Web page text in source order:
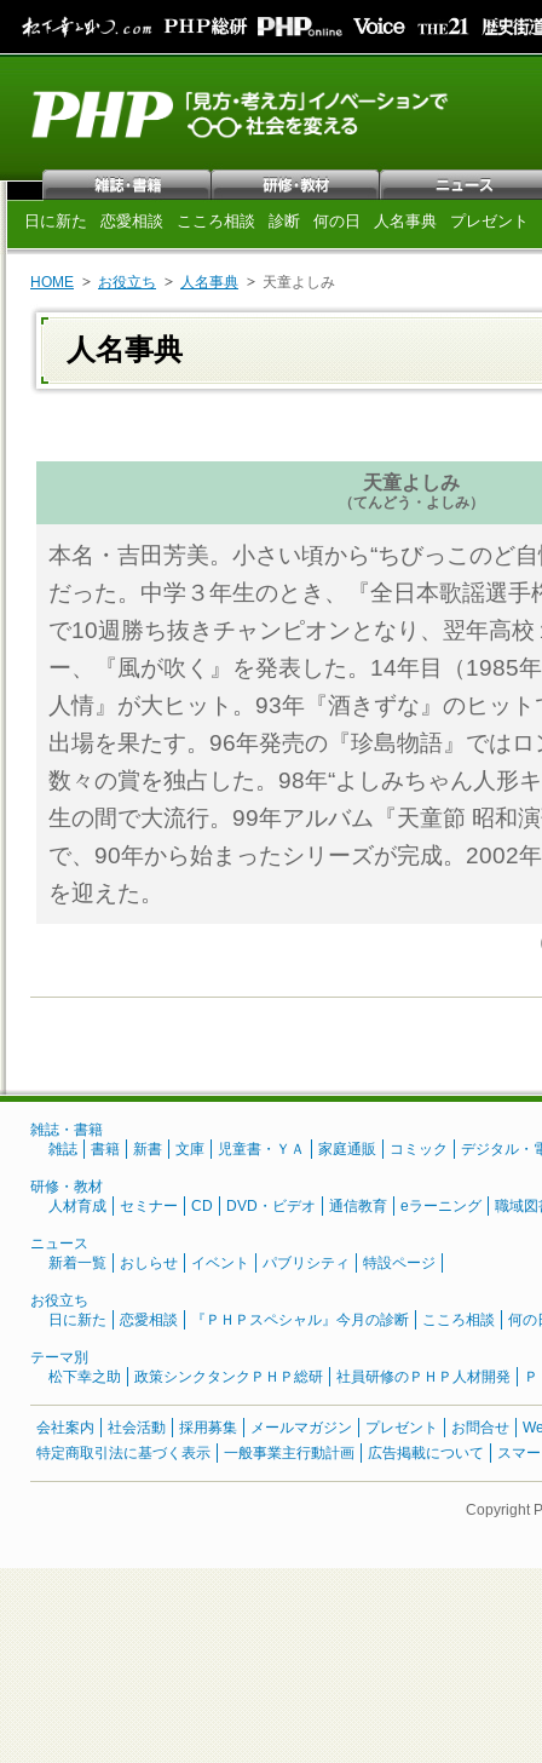
日に新た 恋愛相談 こころ相談 診断 何の日 人名事典 プレゼント
HOME お役立ち 人名事典 天童よしみ
人名事典
天童よしみ
（てんどう・よしみ）
本名・吉田芳美。小さい頃から“ちびっこのど
だった。中学３年生のとき、『全日本歌謡選手
で10週勝ち抜きチャンピオンとなり、翌年高
ー、『風が吹く』を発表した。14年目（1985
人情』が大ヒット。93年『酒きずな』のヒッ
出場を果たす。96年発売の『珍島物語』では
数々の賞を独占した。98年“よしみちゃん人形
生の間で大流行。99年アルバム『天童節 昭和
で、90年から始まったシリーズが完成。2002
を迎えた。
雑誌・書籍
雑誌
書籍 新書 文庫 児童書・ＹＡ 家庭通販 コミック デジタル・
研修・教材
人材育成
セミナー CD DVD・ビデオ 通信教育 eラーニング 職域図
ニュース
新着一覧
おしらせ イベント パブリシティ 特設ページ
お役立ち
日に新た
恋愛相談 『ＰＨＰスペシャル』今月の診断 こころ相談 何の
テーマ別
松下幸之助
政策シンクタンクＰＨＰ総研 社員研修のＰＨＰ人材開発
会社案内 社会活動 採用募集 メールマガジン プレゼント お問合せ
特定商取引法に基づく表示
一般事業主行動計画 広告掲載について スマ
Copyright